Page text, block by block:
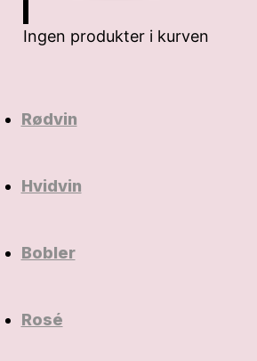
Ingen produkter i kurven
Rødvin
Hvidvin
Bobler
Rosé